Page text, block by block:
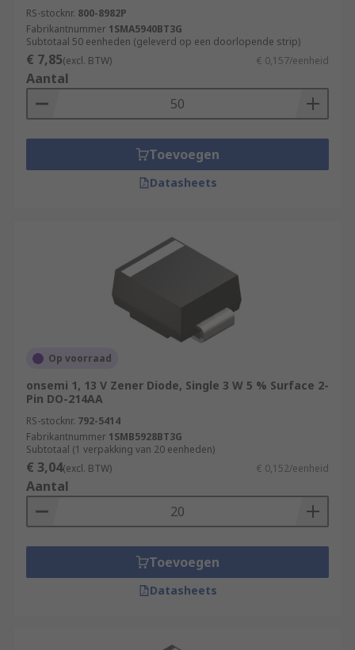
RS-stocknr. 800-8982P
Fabrikantnummer 1SMA5940BT3G
Subtotaal 50 eenheden (geleverd op een doorlopende strip)
€ 7,85(excl. BTW) € 0,157/eenheid
Aantal
Toevoegen
Datasheets
Op voorraad
onsemi 1, 13 V Zener Diode, Single 3 W 5 % Surface 2-
Pin DO-214AA
RS-stocknr. 792-5414
Fabrikantnummer 1SMB5928BT3G
Subtotaal (1 verpakking van 20 eenheden)
€ 3,04(excl. BTW) € 0,152/eenheid
Aantal
Toevoegen
Datasheets